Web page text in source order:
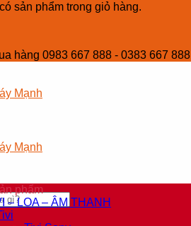
sản phẩm trong giỏ hàng.
hàng 0983 667 888 - 0383 667 888
phẩm
– LOA – ÂM THANH